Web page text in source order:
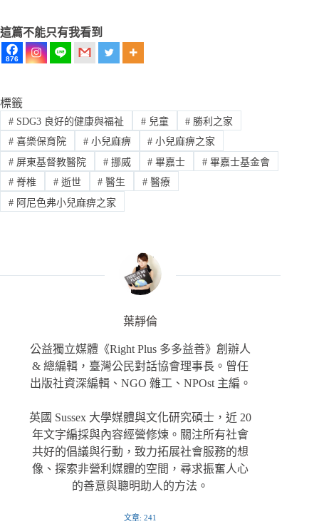
這篇不能只有我看到
876
標籤
#SDG3 良好的健康與福祉 #兒童 # 勝利之家
#喜樂保育院 #小兒麻痹 # 小兒麻痹之家
#屏東基督教醫院 #挪威 # 畢嘉士 # 畢嘉士基金會
#脊椎 #逝世 # 醫生 # 醫療
#阿尼色弗小兒麻痹之家
葉靜倫
公益獨立媒體《Right Plus 多多益善》創辦人
& 總編輯，臺灣公民對話協會理事長。曾任
出版社資深編輯、NGO 雜工、NPOst 主編。
英國 Sussex 大學媒體與文化研究碩士，近 20
年文字編採與內容經營修煉。關注所有社會
共好的倡議與行動，致力拓展社會服務的想
像、探索非營利媒體的空間，尋求振奮人心
的善意與聰明助人的方法。
文章: 241